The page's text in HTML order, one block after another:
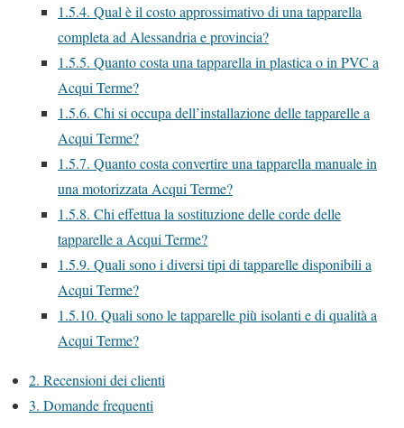
1.5.4. Qual è il costo approssimativo di una tapparella
completa ad Alessandria e provincia?
1.5.5. Quanto costa una tapparella in plastica o in PVC a
Acqui Terme?
1.5.6. Chi si occupa dell’installazione delle tapparelle a
Acqui Terme?
1.5.7. Quanto costa convertire una tapparella manuale in
una motorizzata Acqui Terme?
1.5.8. Chi effettua la sostituzione delle corde delle
tapparelle a Acqui Terme?
1.5.9. Quali sono i diversi tipi di tapparelle disponibili a
Acqui Terme?
1.5.10. Quali sono le tapparelle più isolanti e di qualità a
Acqui Terme?
2. Recensioni dei clienti
3. Domande frequenti